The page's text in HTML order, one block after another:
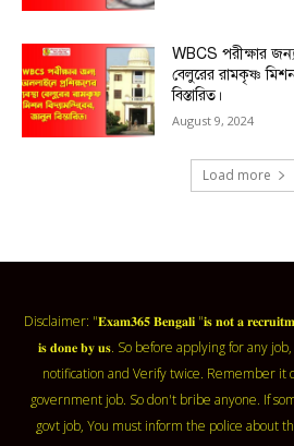
WBCS পরীক্ষার জন্য
বেলুরের রামকৃষ্ণ
বিস্তারিত।
August 9, 2024
Load more
Disclaimer: "𝐄𝐱𝐚𝐦𝟑𝟔𝟓 𝐁𝐞𝐧𝐠𝐚𝐥𝐢 "𝐢𝐬 𝐧𝐨𝐭 𝐚
𝐢𝐬 𝐝𝐨𝐧𝐞 𝐛𝐲 𝐮𝐬. So before applying for any
notification and Verify twice. Remember it
government job. So don't bribe anyone. If
govt job, You must inform the police about